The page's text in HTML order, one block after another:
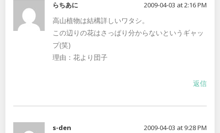
らちあに 2009-04-03 at 2:16 PM
高山植物は結構詳しいワタシ。
この辺りの花はさっぱり分からないというギャッ
プ(笑)
理由：花より団子
返信
s-den 2009-04-03 at 9:28 PM